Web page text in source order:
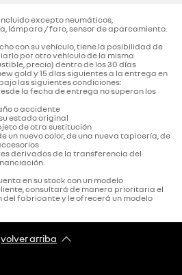
excepto neumáticos,
lámpara / faro, sensor de aparcamiento.‌
con su vehículo, tiene la posibilidad de
por otro vehículo de la misma
precio) dentro de los 30 días
gold y 15 días siguientes a la entrega en
las siguientes condiciones:
la fecha de entrega no superan los
o accidente
estado original
de otra sustitución
un nuevo color, de una nueva tapicería, de
derivados de la transferencia del
en su stock con un modelo
consultará de manera prioritaria el
del fabricante y le ofrecerá un modelo
volver arriba